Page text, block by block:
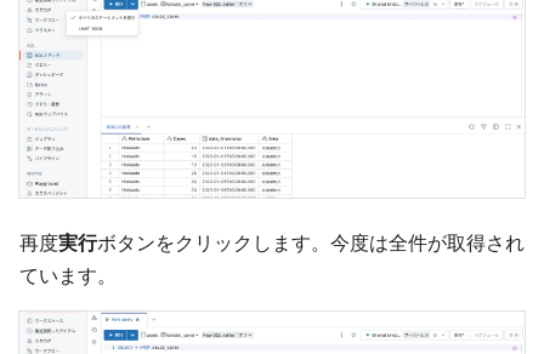
再度実行ボタンをクリックします。今度は全件が取得され
ています。